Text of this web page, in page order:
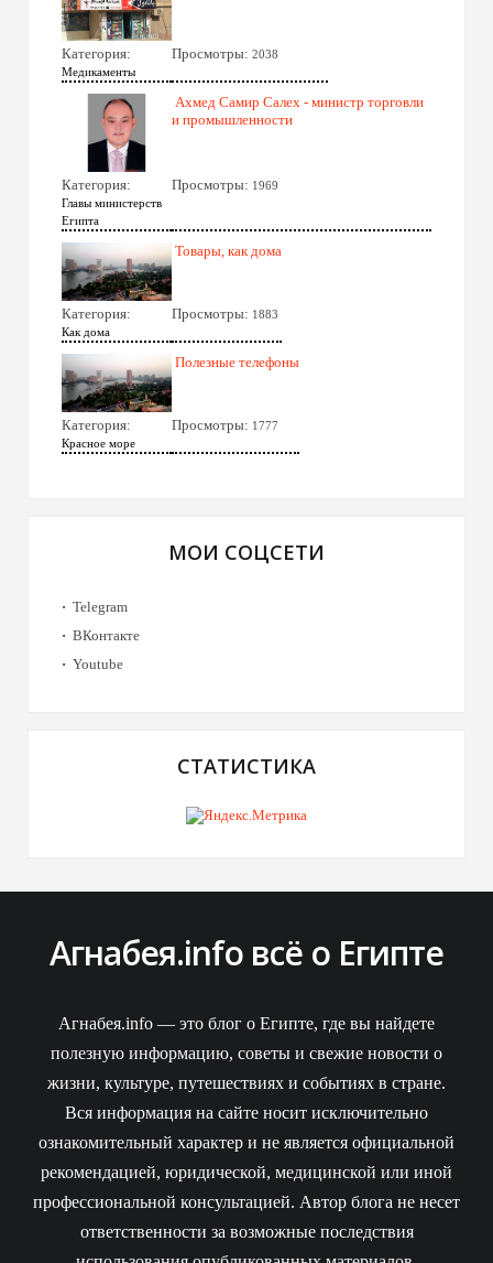
Категория:
Медикаменты
Просмотры: 2038
Ахмед Самир Салех - министр торговли
и промышленности
Категория:
Главы министерств
Египта
Просмотры: 1969
Товары, как дома
Категория:
Как дома
Просмотры: 1883
Полезные телефоны
Категория:
Красное море
Просмотры: 1777
МОИ СОЦСЕТИ
Telegram
ВКонтакте
Youtube
СТАТИСТИКА
Агнабея.info всё о Египте
Агнабея.info — это блог о Египте, где вы найдете
полезную информацию, советы и свежие новости о
жизни, культуре, путешествиях и событиях в стране.
Вся информация на сайте носит исключительно
ознакомительный характер и не является официальной
рекомендацией, юридической, медицинской или иной
профессиональной консультацией. Автор блога не несет
ответственности за возможные последствия